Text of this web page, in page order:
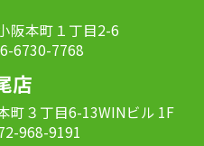
阪本町１丁目2-6
6730-7768
店
町３丁目6-13WINビル 1F
968-9191